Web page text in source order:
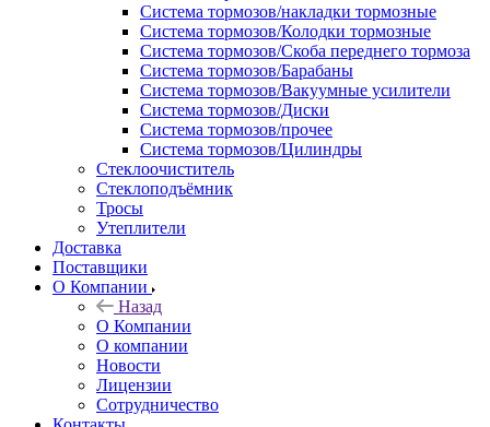
Система тормозов/накладки тормозные
Система тормозов/Колодки тормозные
Система тормозов/Скоба переднего тормоза
Система тормозов/Барабаны
Система тормозов/Вакуумные усилители
Система тормозов/Диски
Система тормозов/прочее
Система тормозов/Цилиндры
Стеклоочиститель
Стеклоподъёмник
Тросы
Утеплители
Доставка
Поставщики
О Компании
Назад
О Компании
О компании
Новости
Лицензии
Сотрудничество